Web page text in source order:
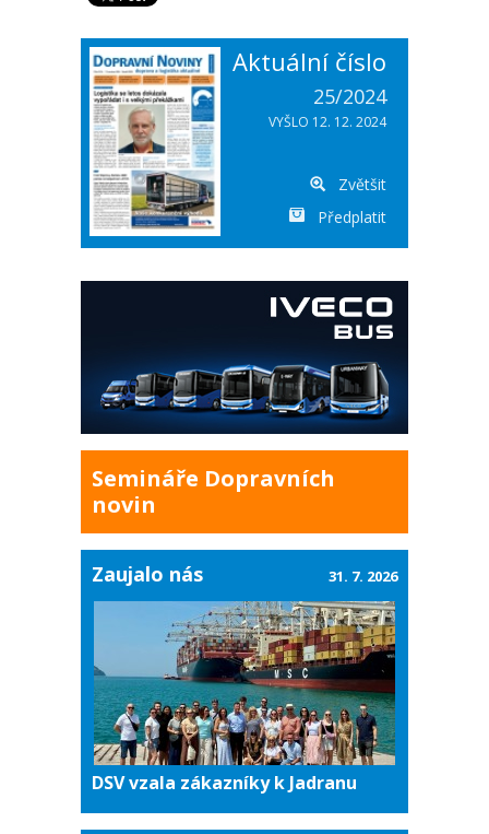
Aktuální číslo
25/2024
VYŠLO 12. 12. 2024
Zvětšit
Předplatit
Semináře Dopravních
novin
Zaujalo nás
DSV vzala zákazníky k Jadranu
31. 7. 2026